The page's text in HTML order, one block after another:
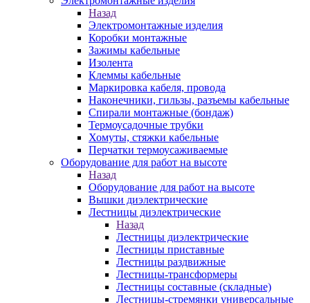
Назад
Электромонтажные изделия
Коробки монтажные
Зажимы кабельные
Изолента
Клеммы кабельные
Маркировка кабеля, провода
Наконечники, гильзы, разъемы кабельные
Спирали монтажные (бондаж)
Термоусадочные трубки
Хомуты, стяжки кабельные
Перчатки термоусаживаемые
Оборудование для работ на высоте
Назад
Оборудование для работ на высоте
Вышки диэлектрические
Лестницы диэлектрические
Назад
Лестницы диэлектрические
Лестницы приставные
Лестницы раздвижные
Лестницы-трансформеры
Лестницы составные (складные)
Лестницы-стремянки универсальные